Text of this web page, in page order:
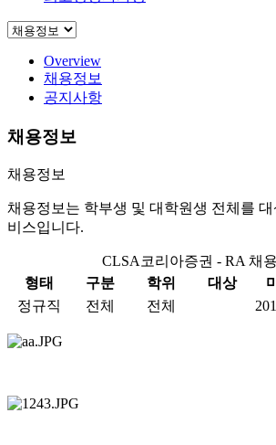
Overview
채용정보
공지사항
채용정보
채용정보
채용정보는 학부생 및 대학원생 전체를
비스입니다.
CLSA코리아증권 - RA 채
형태
구분 학위 대상
정규직
전체 전체